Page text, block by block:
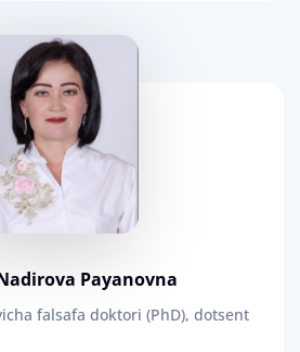
Payanovna
falsafa doktori (PhD), dotsent